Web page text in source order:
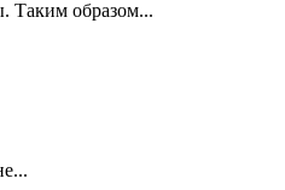
Таким образом...